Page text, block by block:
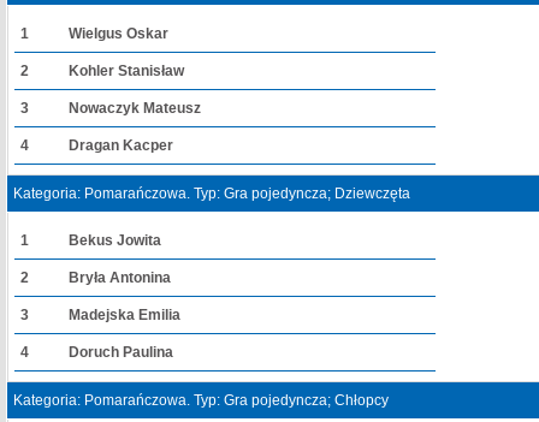
1 Wielgus Oskar
2 Kohler Stanisław
3 Nowaczyk Mateusz
4 Dragan Kacper
Kategoria: Pomarańczowa. Typ: Gra pojedyncza; Dziewczęta
1 Bekus Jowita
2 Bryła Antonina
3 Madejska Emilia
4 Doruch Paulina
Kategoria: Pomarańczowa. Typ: Gra pojedyncza; Chłopcy